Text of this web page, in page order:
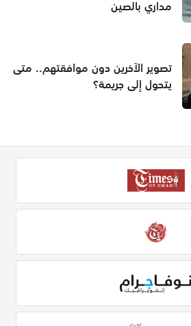
مداري بالصين
تصوير الآخرين دون موافقتهم.. متى
يتحول إلى جريمة؟